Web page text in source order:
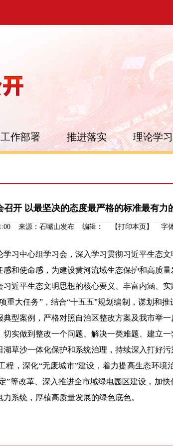
工作部署 推进落实 理论学习
开 以最坚决的态度最严格的标准最有力
来源：石嘴山发布 编辑： 【打印本页 】 字
习中心组学习会，深入学习贯彻习近平生态
和使命感，为建设黄河流域生态保护和高质量
近平生态文明思想的核心要义、丰富内涵、
重大任务”，结合“十五五”规划编制，谋划和
型案例，严格对照自治区整改方案及我市举
实做到整改一个问题、解决一类难题、建立一
草沙一体化保护和系统治理，持续深入打好
程，深化“无废城市”建设，着力提高生态环
”等改革、深入推进全市域绿电园区建设，加
系统，厚植高质量发展的绿色底色。